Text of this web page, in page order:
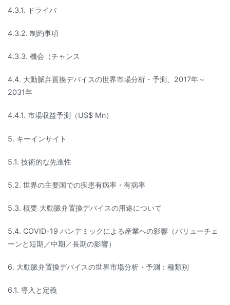
4.3.1. ドライバ
4.3.2. 制約事項
4.3.3. 機会（チャンス
4.4. 大動脈弁置換デバイスの世界市場分析・予測、2017年～
2031年
4.4.1. 市場収益予測（US$ Mn）
5. キーインサイト
5.1. 技術的な先進性
5.2. 世界の主要国での疾患有病率・有病率
5.3. 概要 大動脈弁置換デバイスの用途について
5.4. COVID-19 パンデミックによる産業への影響（バリューチェ
ーンと短期／中期／長期の影響）
6. 大動脈弁置換デバイスの世界市場分析・予測：種類別
6.1. 導入と定義